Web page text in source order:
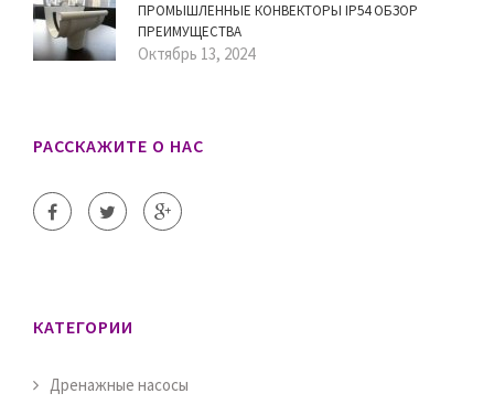
ПРОМЫШЛЕННЫЕ КОНВЕКТОРЫ IP54 ОБЗОР
ПРЕИМУЩЕСТВА
Октябрь 13, 2024
РАССКАЖИТЕ О НАС
КАТЕГОРИИ
Дренажные насосы